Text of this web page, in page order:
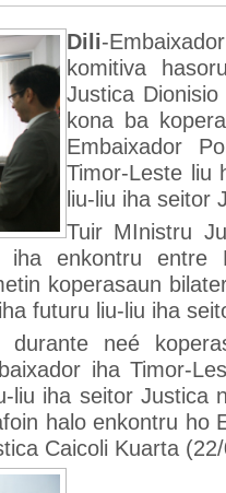
Dili-
komitiva
Justica
kona ba
Embaixador
Timor-Leste liu
liu-liu iha seitor
Tuir MInistru
iha enkontru entre
koperasaun
futuru liu-liu iha
neé
iha Timor-
liu iha seitor Justica
halo enkontru ho
Caicoli Kuarta